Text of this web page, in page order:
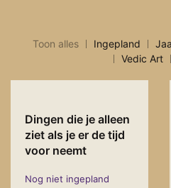
Toon alles Ingepland
Vedic Art
Dingen die je alleen
ziet als je er de tijd
voor neemt
Nog niet ingepland